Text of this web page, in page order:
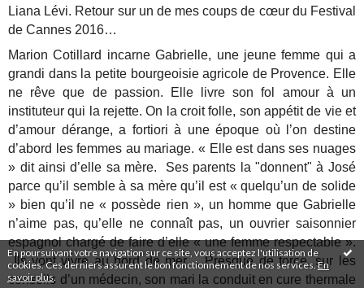
En poursuivant votre navigation sur ce site, vous acceptez l'utilisation de
cookies. Ces derniers assurent le bon fonctionnement de nos services.En
savoir plus.
Liana Lévi. Retour sur un de mes coups de cœur du Festival
de Cannes 2016…
Marion Cotillard incarne Gabrielle, une jeune femme qui a
grandi dans la petite bourgeoisie agricole de Provence. Elle
ne rêve que de passion. Elle livre son fol amour à un
instituteur qui la rejette. On la croit folle, son appétit de vie et
d’amour dérange, a fortiori à une époque où l’on destine
d’abord les femmes au mariage. « Elle est dans ses nuages
» dit ainsi d’elle sa mère. Ses parents la "donnent" à José
parce qu’il semble à sa mère qu’il est « quelqu’un de solide
» bien qu’il ne « possède rien », un homme que Gabrielle
n’aime pas, qu’elle ne connaît pas, un ouvrier saisonnier
espagnol chargé de faire d’elle « une femme respectable ».
Ils vont vivre au bord de mer… Presque de force, sur les
conseils d’un médecin, son mari la conduit en cure thermale